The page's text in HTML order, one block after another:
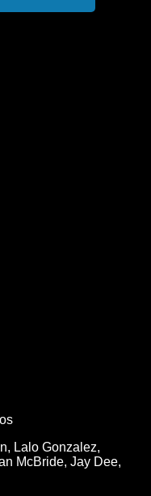
Lalo Gonzalez,
McBride, Jay Dee,